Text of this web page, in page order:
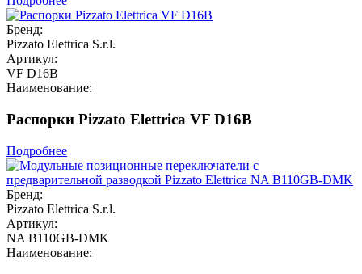
Бренд:
Pizzato Elettrica S.r.l.
Артикул:
VF D16B
Наименование:
Распорки Pizzato Elettrica VF D16B
Подробнее
Бренд:
Pizzato Elettrica S.r.l.
Артикул:
NA B110GB-DMK
Наименование: